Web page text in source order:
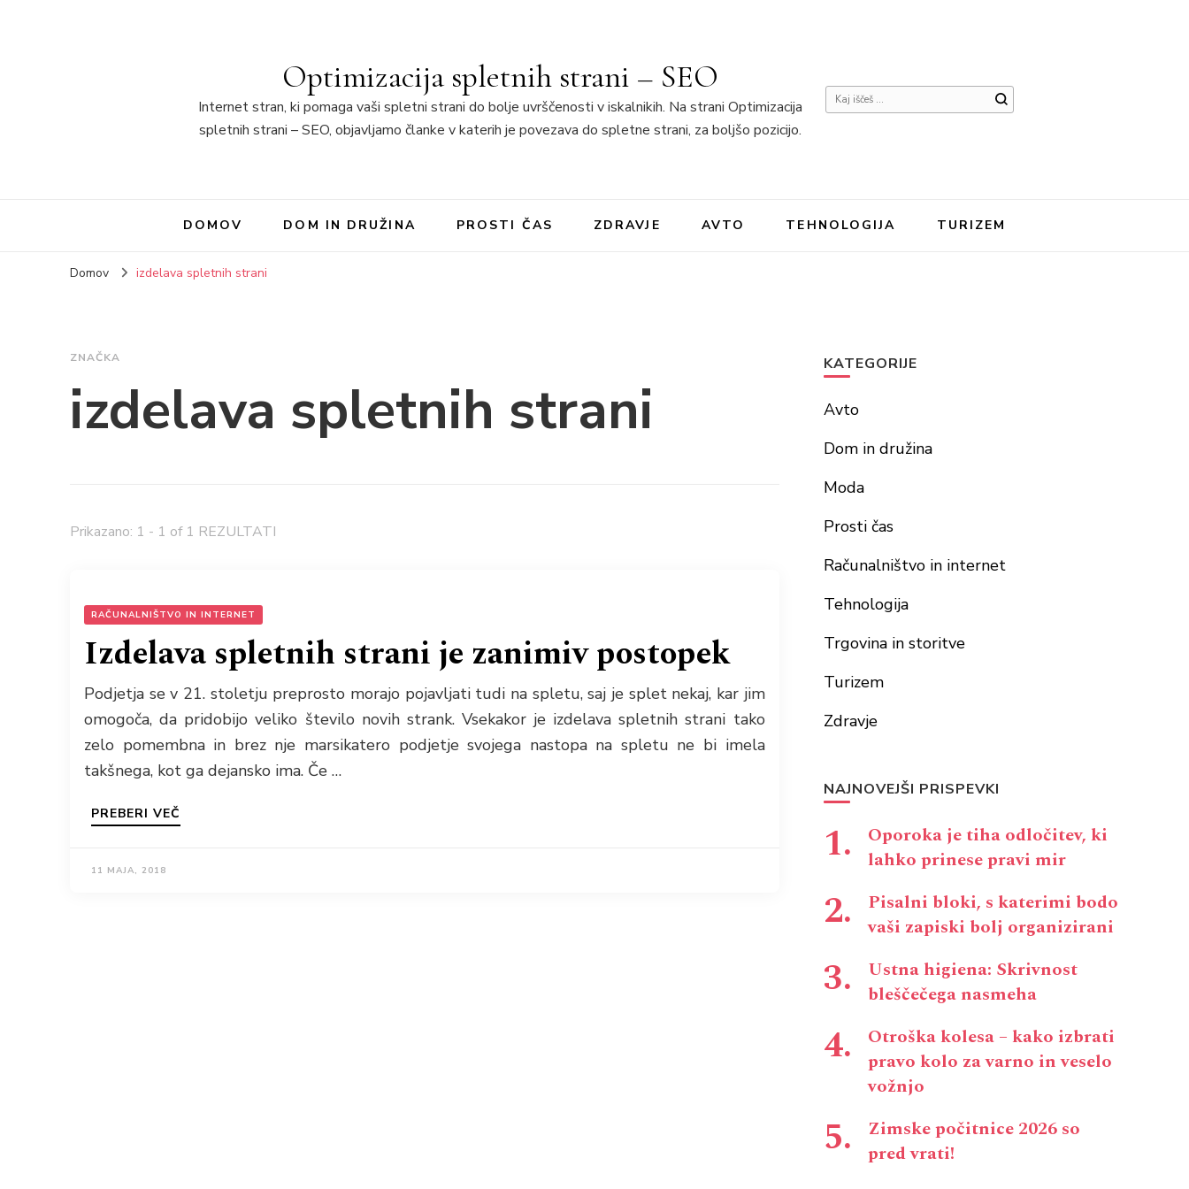
Optimizacija spletnih strani – SEO
Internet stran, ki pomaga vaši spletni strani do bolje uvrščenosti v iskalnikih. Na strani Optimizacija
spletnih strani – SEO, objavljamo članke v katerih je povezava do spletne strani, za boljšo pozicijo.
Iščeš
DOMOV DOM IN DRUŽINA PROSTI ČAS ZDRAVJE AVTO TEHNOLOGIJA TURIZEM
Domov izdelava spletnih strani
ZNAČKA
izdelava spletnih strani
Prikazano: 1 - 1 of 1 REZULTATI
RAČUNALNIŠTVO IN INTERNET
Izdelava spletnih strani je zanimiv postopek
Podjetja se v 21. stoletju preprosto morajo pojavljati tudi na spletu, saj je splet nekaj, kar jim
omogoča, da pridobijo veliko število novih strank. Vsekakor je izdelava spletnih strani tako
zelo pomembna in brez nje marsikatero podjetje svojega nastopa na spletu ne bi imela
takšnega, kot ga dejansko ima. Če …
PREBERI VEČ
11 MAJA, 2018
KATEGORIJE
Avto
Dom in družina
Moda
Prosti čas
Računalništvo in internet
Tehnologija
Trgovina in storitve
Turizem
Zdravje
NAJNOVEJŠI PRISPEVKI
Oporoka je tiha odločitev, ki
lahko prinese pravi mir
Pisalni bloki, s katerimi bodo
vaši zapiski bolj organizirani
Ustna higiena: Skrivnost
bleščečega nasmeha
Otroška kolesa – kako izbrati
pravo kolo za varno in veselo
vožnjo
Zimske počitnice 2026 so
pred vrati!